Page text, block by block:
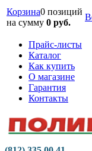
Корзина0 позиций
на сумму 0 руб.
Прайс-листы
Каталог
Как купить
О магазине
Гарантия
Контакты